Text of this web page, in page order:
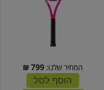
המחיר שלנו: 799
₪
הוסף לסל